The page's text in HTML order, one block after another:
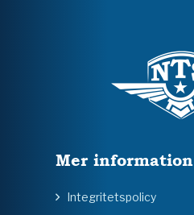
Mer information
Integritetspolicy